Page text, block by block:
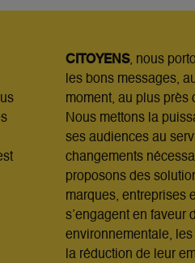
CITOYENS, nous
les bons messages,
moment, au plus près
Nous mettons la
ses audiences au
changements
proposons des
marques, entreprises
s’engagent enfaveur
environnementale,
la réduction de leur